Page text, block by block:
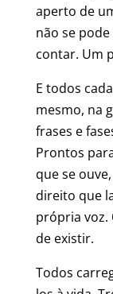
aperto de
não se
contar. Um
E todos
mesmo, na
frases e
Prontos
que se
direito que
própria voz.
de existir.
Todos